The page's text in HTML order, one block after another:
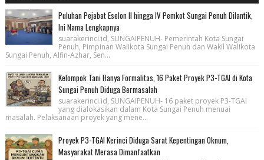
Puluhan Pejabat Eselon II hingga IV Pemkot Sungai Penuh Dilantik,
Ini Nama Lengkapnya
suarakerinci.id, SUNGAIPENUH- Pemerintah Kota Sungai
Penuh, Pimpinan Walikota Sungai Penuh dan Wakil Walikota
Sungai Penuh, Alfin-Azhar, Sen...
Kelompok Tani Hanya Formalitas, 16 Paket Proyek P3-TGAI di Kota
Sungai Penuh Diduga Bermasalah
suarakerinci.id, SUNGAIPENUH- 16 paket proyek P3-TGAI
yang dialokasikan dalam Kota Sungai Penuh menuai
masalah. Pelaksanaan proyek yang mene...
Proyek P3-TGAI Kerinci Diduga Sarat Kepentingan Oknum,
Masyarakat Merasa Dimanfaatkan